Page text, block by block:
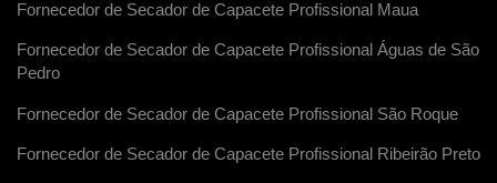
Fornecedor de Secador de Capacete Profissional Maua
Fornecedor de Secador de Capacete Profissional Águas de São
Pedro
Fornecedor de Secador de Capacete Profissional São Roque
Fornecedor de Secador de Capacete Profissional Ribeirão Preto